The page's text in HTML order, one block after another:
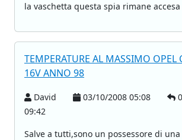
la vaschetta questa spia rimane accesa
TEMPERATURE AL MASSIMO OPEL
16V ANNO 98
David 03/10/2008 05:08
09:42
Salve a tutti,sono un possessore di